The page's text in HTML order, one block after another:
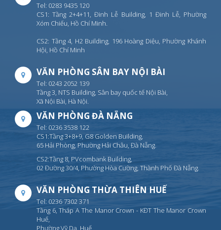
Tel: 0283 9435 120
CS1: Tầng 2+4+11, Đinh Lễ Building, 1 Đinh Lễ, Phường
Xóm Chiếu, Hồ Chí Minh.
CS2: Tầng 4, H2 Building, 196 Hoàng Diệu, Phường Khánh
Hội, Hồ Chí Minh
VĂN PHÒNG SÂN BAY NỘI BÀI
Tel: 0243 2052 139
Tầng 3, NTS Building, Sân bay quốc tế Nội Bài,
Xã Nội Bài, Hà Nội.
VĂN PHÒNG ĐÀ NẴNG
Tel: 0236 3538 122
CS1:Tầng 3+8+9, G8 Golden Building,
65 Hải Phòng, Phường Hải Châu, Đà Nẵng.
CS2:Tầng 8, PVcombank Building,
02 Đường 30/4, Phường Hòa Cường, Thành Phố Đà Nẵng.
VĂN PHÒNG THỪA THIÊN HUẾ
Tel: 0236 7302 371
Tầng 6, Tháp A The Manor Crown - KĐT The Manor Crown
Huế,
Phường Vỹ Dạ, Huế